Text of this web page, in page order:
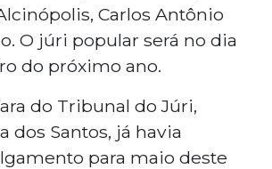
Carlos Antônio
O júri popular será no dia
do próximo ano.
do Tribunal do Júri,
dos Santos, já havia
para maio deste